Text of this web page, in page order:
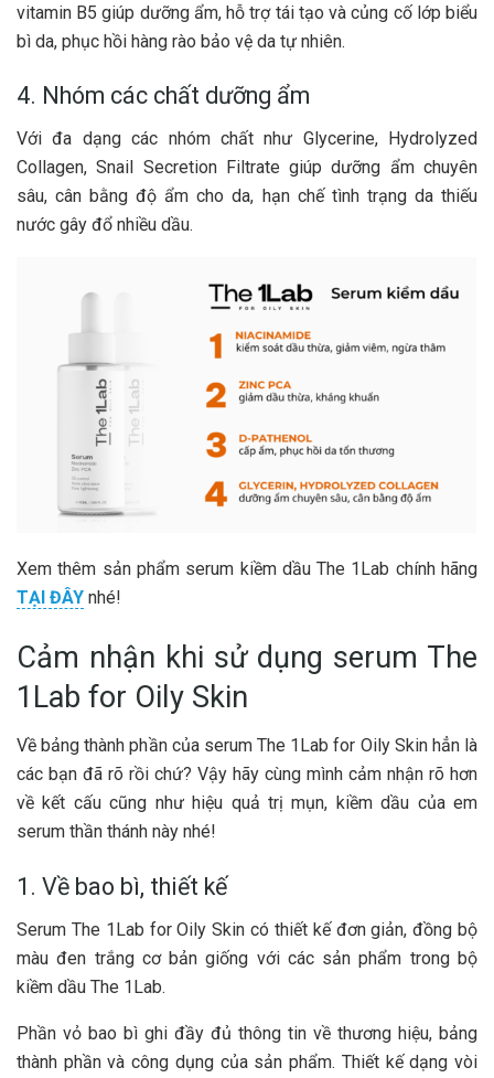
vitamin B5 giúp dưỡng ẩm, hỗ trợ tái tạo và củng cố lớp biểu
bì da, phục hồi hàng rào bảo vệ da tự nhiên.
4. Nhóm các chất dưỡng ẩm
Với đa dạng các nhóm chất như Glycerine, Hydrolyzed
Collagen, Snail Secretion Filtrate giúp dưỡng ẩm chuyên
sâu, cân bằng độ ẩm cho da, hạn chế tình trạng da thiếu
nước gây đổ nhiều dầu.
Xem thêm sản phẩm serum kiềm dầu The 1Lab chính hãng
TẠI ĐÂY nhé!
Cảm nhận khi sử dụng serum The
1Lab for Oily Skin
Về bảng thành phần của serum The 1Lab for Oily Skin hẳn là
các bạn đã rõ rồi chứ? Vậy hãy cùng mình cảm nhận rõ hơn
về kết cấu cũng như hiệu quả trị mụn, kiềm dầu của em
serum thần thánh này nhé!
1. Về bao bì, thiết kế
Serum The 1Lab for Oily Skin có thiết kế đơn giản, đồng bộ
màu đen trắng cơ bản giống với các sản phẩm trong bộ
kiềm dầu The 1Lab.
Phần vỏ bao bì ghi đầy đủ thông tin về thương hiệu, bảng
thành phần và công dụng của sản phẩm. Thiết kế dạng vòi